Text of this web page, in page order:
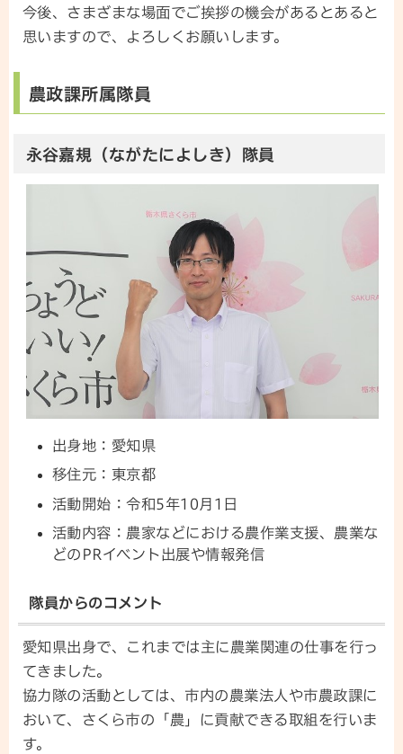
今後、さまざまな場面でご挨拶の機会があるとあると
思いますので、よろしくお願いします。
農政課所属隊員
永谷嘉規（ながたによしき）隊員
出身地：愛知県
移住元：東京都
活動開始：令和5年10月1日
活動内容：農家などにおける農作業支援、農業な
どのPRイベント出展や情報発信
隊員からのコメント
愛知県出身で、これまでは主に農業関連の仕事を行っ
てきました。
協力隊の活動としては、市内の農業法人や市農政課に
おいて、さくら市の「農」に貢献できる取組を行いま
す。